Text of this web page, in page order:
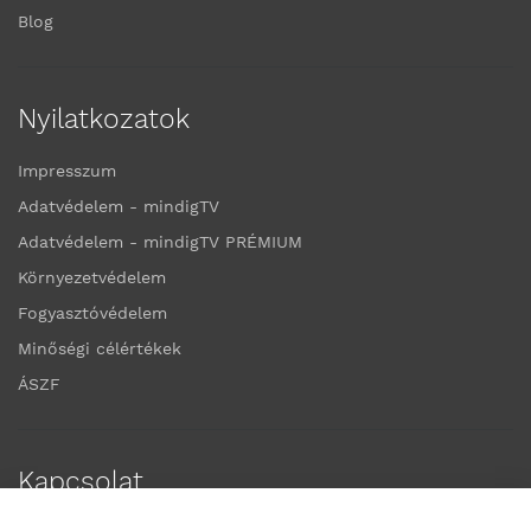
Blog
Nyilatkozatok
Impresszum
Adatvédelem - mindigTV
Adatvédelem - mindigTV PRÉMIUM
Környezetvédelem
Fogyasztóvédelem
Minőségi célértékek
ÁSZF
Kapcsolat